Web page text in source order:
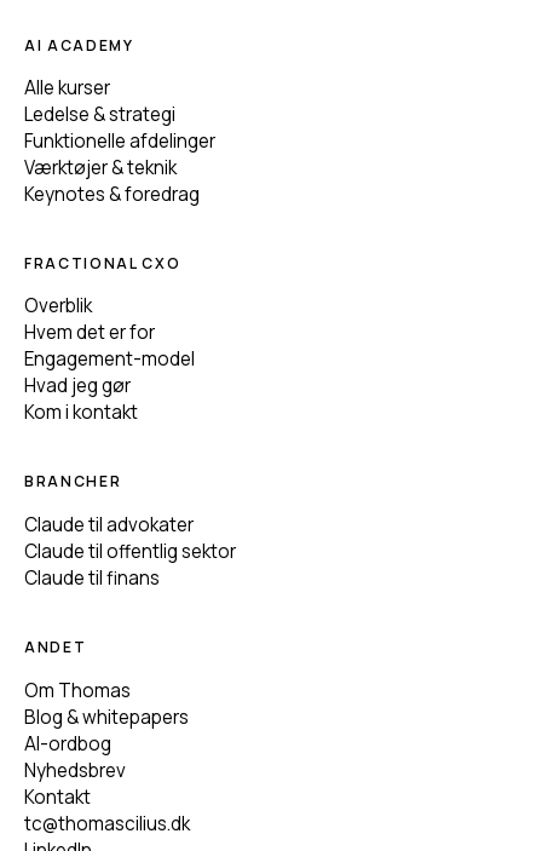
AI ACADEMY
Alle kurser
Ledelse & strategi
Funktionelle afdelinger
Værktøjer & teknik
Keynotes & foredrag
FRACTIONAL CXO
Overblik
Hvem det er for
Engagement-model
Hvad jeg gør
Kom i kontakt
BRANCHER
Claude til advokater
Claude til offentlig sektor
Claude til finans
ANDET
Om Thomas
Blog & whitepapers
AI-ordbog
Nyhedsbrev
Kontakt
tc@thomascilius.dk